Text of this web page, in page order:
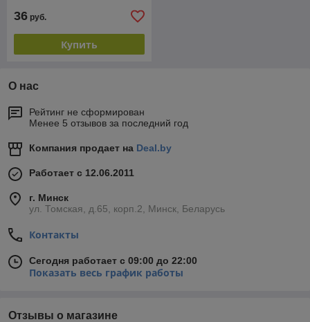
36 руб.
Купить
О нас
Рейтинг не сформирован
Менее 5 отзывов за последний год
Компания продает на Deal.by
Работает с 12.06.2011
г. Минск
ул. Томская, д.65, корп.2, Минск, Беларусь
Контакты
Сегодня работает с 09:00 до 22:00
Показать весь график работы
Отзывы о магазине